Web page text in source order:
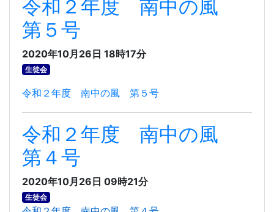
令和２年度 南中の風
第５号
2020年10月26日 18時17分
生徒会
令和２年度 南中の風 第５号
令和２年度 南中の風
第４号
2020年10月26日 09時21分
生徒会